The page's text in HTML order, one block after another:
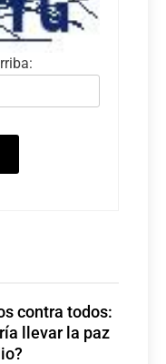
contra todos:
llevar la paz